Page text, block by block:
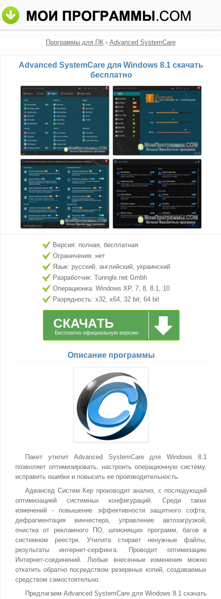
Программы для ПК› Advanced SystemCare
Advanced SystemCare для Windows 8.1 скачать
бесплатно
Версия: полная, бесплатная
Ограничения: нет
Язык: русский, английский, украинский
Разработчик: Tunngle.net Gmbh
Операционка: Windows XP, 7, 8, 8.1, 10
Разрядность: x32, x64, 32 bit, 64 bit
СКАЧАТЬ
Бесплатно официальную версию
Описание программы
Пакет утилит Advanced SystemCare для Windows 8.1
позволяет оптимизировать, настроить операционную систему,
исправить ошибки и повысить ее производительность.
Адвансед Систем Кер производит анализ, с последующей
оптимизацией системных конфигураций. Среди таких
изменений - повышение эффективности защитного софта,
дефрагментация винчестера, управление автозагрузкой,
очистка от рекламного ПО, шпионящих программ, багов в
системном реестре. Утилита стирает ненужные файлы,
результаты интернет-серфинга. Проводит оптимизацию
Интернет-соединений. Любые внесенные изменения можно
откатить обратно посредством резервных копий, создаваемых
средством самостоятельно.
Предлагаем Advanced SystemCare для Windows 8.1 скачать